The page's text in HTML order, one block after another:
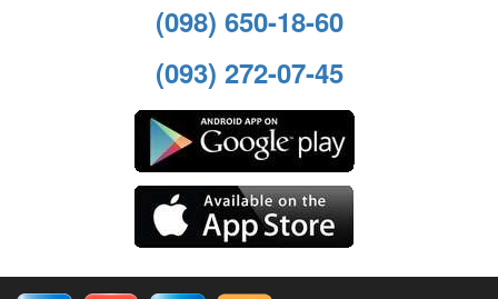
(098) 650-18-60
(093) 272-07-45